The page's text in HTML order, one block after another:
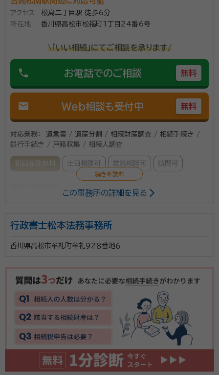
続財産の登記等の確認も必要となります。相続時の財産
に評価して、適切に相続できるようご支援いたします。
・ファイナンシャル・プランナーとして、 大切な財産を大
事に引き継ぐための生前対策についてご支援いたしま
側の負担を減らすための対策についてご支援いたしま
アクセス
松島二丁目駅 徒歩6分
所在地
香川県高松市松福町1丁目24番6号
\「いい相続」にてご相談を承ります/
phone お電話でのご相談 無料
mail Web相談も受付中 無料
対応業務：
遺言書 / 遺産分割 / 相続財産調査 / 相続手続き /
銀行手続き / 戸籍収集 / 相続人調査
初回面談無料 土日相談可 電話相談可 訪問可
か？ ほとんどの方が誰かが亡くなられた後で発生する
事後に発生する相続でのトラブルは後を絶ちません。 相
続が無事終了しても、これで良かったのか？ 故人の思
いをはちゃんと果たせただろうか？ 相続に携わる側と
して疑問が残ることが多々あります。 「今のうちにでき
るだけのことはしておきたい。 けど、何からしたらいい
のか分からない。」 そうお悩みのかた、お気軽にご相談
ください。 あなたにベストな方法を提案させていただ
きます。 これを機にまたひとつご家族の絆が深まるお
資格等： 行政書士
この事務所の詳細を見る
行政書士松本法務事務所
香川県高松市牟礼町牟礼９２８番地６